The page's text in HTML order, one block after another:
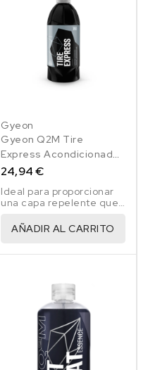
Gyeon
Gyeon Q2M Tire
Express Acondicionador
Neumáticos 500 Ml
24,94 €
Ideal para proporcionar
una capa repelente que
más tiempo limpio el
neumático.
AÑADIR AL CARRITO